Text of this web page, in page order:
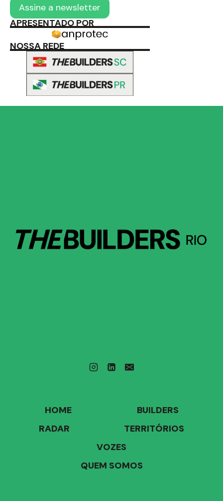
APRESENTADO POR
NOSSA REDE
HOME
BUILDERS
RADAR
TERRITÓRIOS
VOZES
QUEM SOMOS